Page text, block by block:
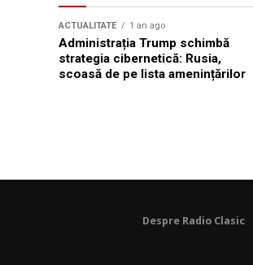
ACTUALITATE 1 an ago
Administrația Trump schimbă
strategia cibernetică: Rusia,
scoasă de pe lista amenințărilor
Despre Radio Clasic